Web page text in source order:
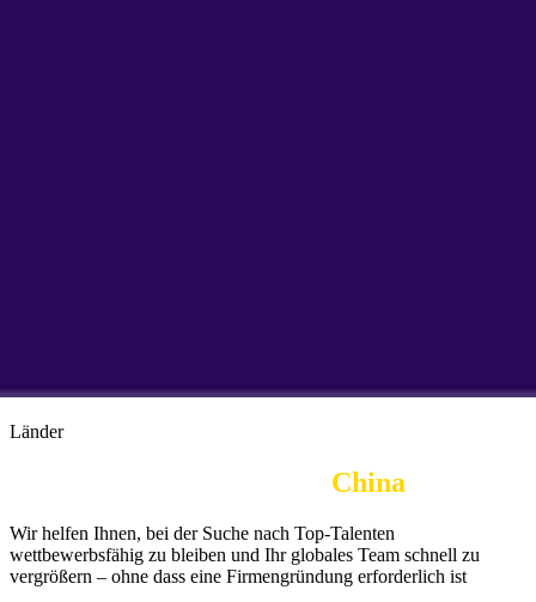
Länder
China
Wir helfen Ihnen, bei der Suche nach Top-Talenten
wettbewerbsfähig zu bleiben und Ihr globales Team schnell zu
vergrößern – ohne dass eine Firmengründung erforderlich ist